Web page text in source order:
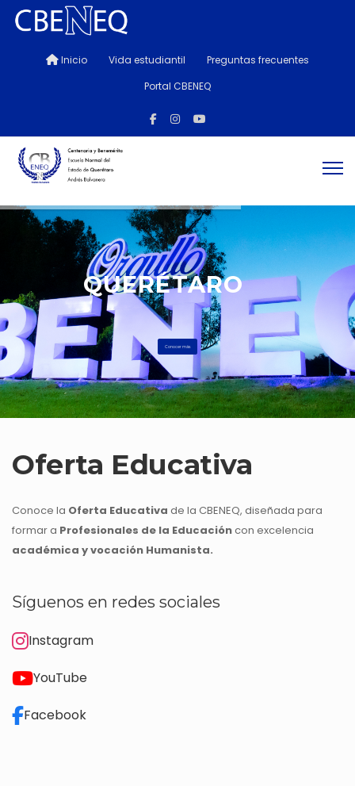
Inicio Vida estudiantil
Preguntas frecuentes
Portal CBENEQ
QUERÉTARO
Conocer más
Oferta Educativa
Conoce la Oferta Educativa de la CBENEQ, diseñada para
formar a Profesionales de la Educacióncon excelencia
académica y vocación Humanista.
Síguenos en redes sociales
Instagram
YouTube
Facebook